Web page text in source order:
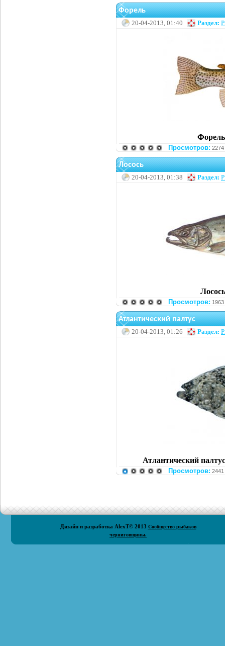
Форель
20-04-2013, 01:40 Раздел:
Просмотров:
Лосось
20-04-2013, 01:38 Раздел:
Просмотров:
Атлантический палтус
20-04-2013, 01:26 Раздел:
Атлантический
Просмотров:
Дизайн и разработка AlexT© 2013 Сообщество рыбаков
черниговщины.